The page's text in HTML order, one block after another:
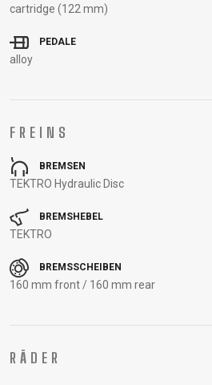
BEKLEIDUNG
BRILLEN
HANDSCHUHE
SUPPORT
MEDIEN &
cartridge (122 mm)
PEDALE
alloy
FREINS
BREMSEN
TEKTRO Hydraulic Disc
BREMSHEBEL
TEKTRO
BREMSSCHEIBEN
160 mm front / 160 mm rear
RÄDER